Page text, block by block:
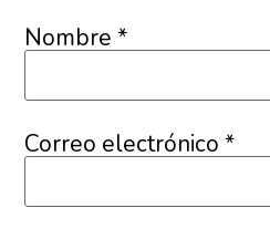
Nombre*
Correo electrónico*